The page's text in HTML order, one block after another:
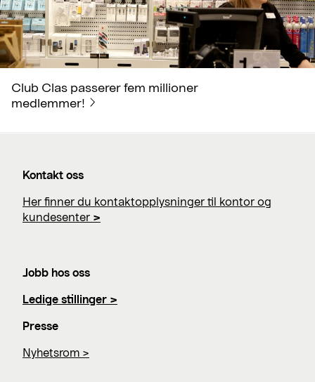
Club Clas passerer fem millioner
medlemmer!
Kontakt oss
Her finner du kontaktopplysninger til kontor og
kundesenter >
Jobb hos oss
Ledige stillinger >
Presse
Nyhetsrom >